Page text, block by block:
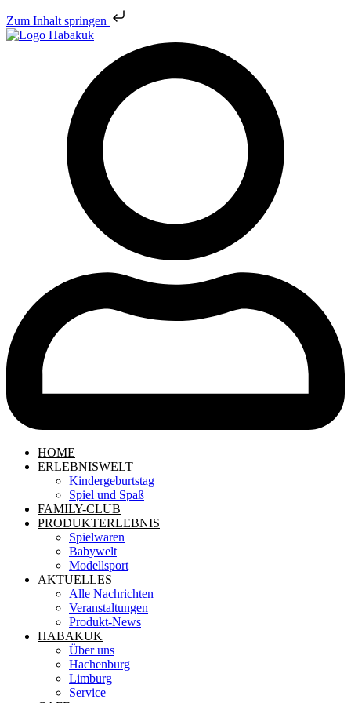
Zum Inhalt springen
HOME
ERLEBNISWELT
Kindergeburtstag
Spiel und Spaß
FAMILY-CLUB
PRODUKTERLEBNIS
Spielwaren
Babywelt
Modellsport
AKTUELLES
Alle Nachrichten
Veranstaltungen
Produkt-News
HABAKUK
Über uns
Hachenburg
Limburg
Service